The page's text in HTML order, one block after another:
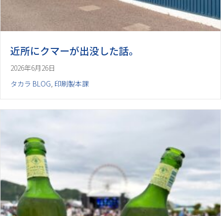
近所にクマーが出没した話。
2026年6月26日
タカラ BLOG, 印刷製本課